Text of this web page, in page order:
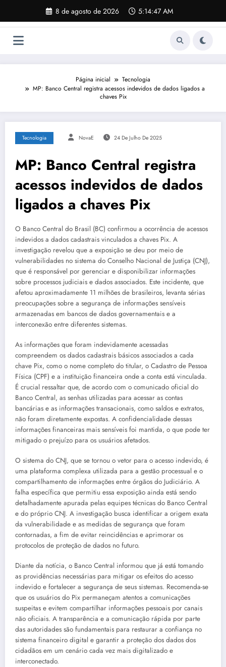
o
8 de agosto de 2026 5:14:48 AM
Página inicial
Tecnologia
MP: Banco Central registra acessos indevidos de dados ligados a
chaves Pix
Tecnologia NovaE 24 De Julho De 2025
MP: Banco Central registra
acessos indevidos de dados
ligados a chaves Pix
O Banco Central do Brasil (BC) confirmou a ocorrência de acessos
indevidos a dados cadastrais vinculados a chaves Pix. A
investigação revelou que a exposição se deu por meio de
vulnerabilidades no sistema do Conselho Nacional de Justiça (CNJ),
que é responsável por gerenciar e disponibilizar informações
sobre processos judiciais e dados associados. Este incidente, que
afetou aproximadamente 11 milhões de brasileiros, levanta sérias
preocupações sobre a segurança de informações sensíveis
armazenadas em bancos de dados governamentais e a
interconexão entre diferentes sistemas.
As informações que foram indevidamente acessadas
compreendem os dados cadastrais básicos associados a cada
chave Pix, como o nome completo do titular, o Cadastro de Pessoa
Física (CPF) e a instituição financeira onde a conta está vinculada.
É crucial ressaltar que, de acordo com o comunicado oficial do
Banco Central, as senhas utilizadas para acessar as contas
bancárias e as informações transacionais, como saldos e extratos,
não foram diretamente expostas. A confidencialidade dessas
informações financeiras mais sensíveis foi mantida, o que pode ter
mitigado o prejuízo para os usuários afetados.
O sistema do CNJ, que se tornou o vetor para o acesso indevido, é
uma plataforma complexa utilizada para a gestão processual e o
compartilhamento de informações entre órgãos do Judiciário. A
falha específica que permitiu essa exposição ainda está sendo
detalhadamente apurada pelas equipes técnicas do Banco Central
e do próprio CNJ. A investigação busca identificar a origem exata
da vulnerabilidade e as medidas de segurança que foram
contornadas, a fim de evitar reincidências e aprimorar os
protocolos de proteção de dados no futuro.
Diante da notícia, o Banco Central informou que já está tomando
as providências necessárias para mitigar os efeitos do acesso
indevido e fortalecer a segurança de seus sistemas. Recomenda-se
que os usuários do Pix permaneçam atentos a comunicações
suspeitas e evitem compartilhar informações pessoais por canais
não oficiais. A transparência e a comunicação rápida por parte
das autoridades são fundamentais para restaurar a confiança no
sistema financeiro digital e garantir a proteção dos dados dos
cidadãos em um cenário cada vez mais digitalizado e
interconectado.